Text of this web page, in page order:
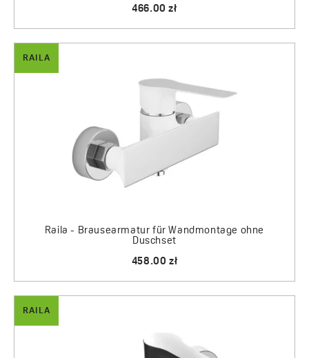
466.00 zł
RAILA
Raila - Brausearmatur für Wandmontage ohne
Duschset
458.00 zł
RAILA